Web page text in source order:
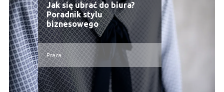
Jak się ubrać do biura?
Poradnik stylu
biznesowego
Praca